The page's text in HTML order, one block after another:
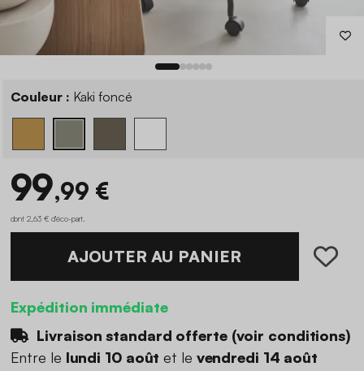
Couleur : Kaki foncé
99,99 €
dont 2,63 € d'éco-part
AJOUTER AU PANIER
Expédition immédiate
Livraison standard offerte (voir conditions)
Entre le lundi 10 août et le vendredi 14 août